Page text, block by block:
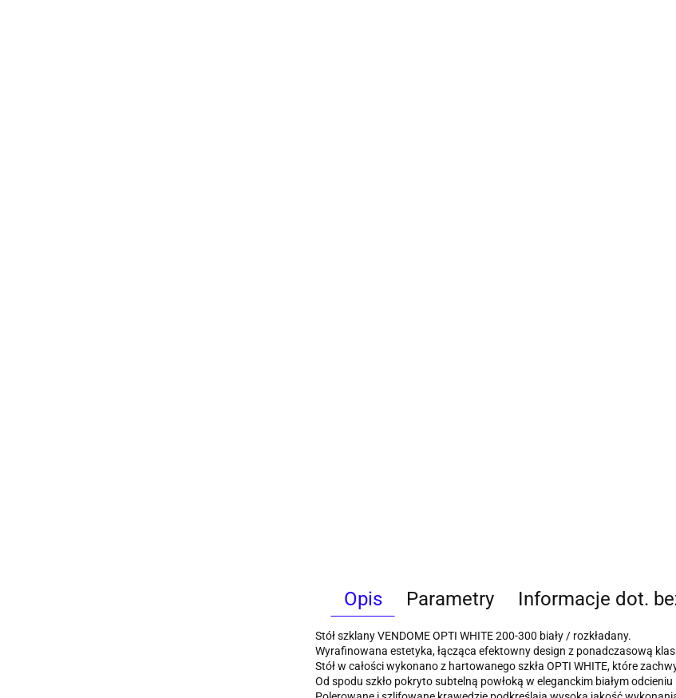
Opis Parametry Informacje dot.
Stół szklany VENDOME OPTI WHITE 200-300 biały / rozkładany.
Wyrafinowana estetyka, łącząca efektowny design z ponadczasową
Stół w całości wykonano z hartowanego szkła OPTI WHITE, które
Od spodu szkło pokryto subtelną powłoką w eleganckim białym odcieniu